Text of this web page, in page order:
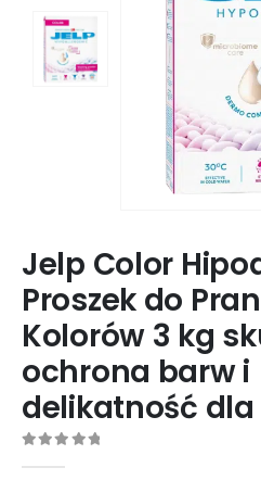
Jelp Color
Proszek do
Kolorów 3 kg
ochrona barw i
delikatność